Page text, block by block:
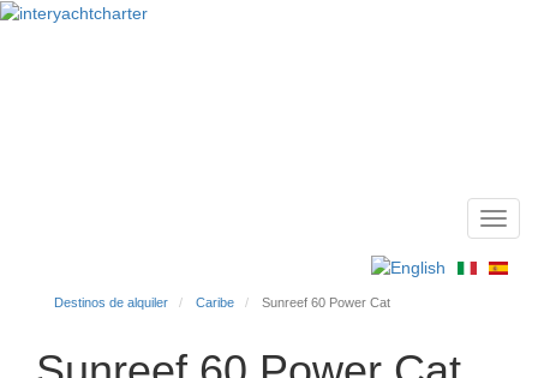
Destinos de alquiler Caribe Sunreef 60 Power Cat